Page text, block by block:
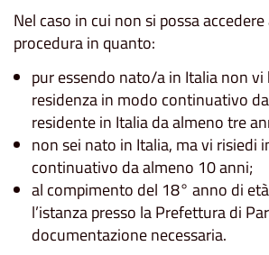
Nel caso in cui non si possa
procedura in quanto:
pur essendo nato/a in Italia non
residenza in modo continuativo
residente in Italia da almeno tre
non sei nato in Italia, ma vi risiedi
continuativo da almeno 10 anni;
al compimento del 18° anno di
l’istanza presso la Prefettura di
documentazione necessaria.